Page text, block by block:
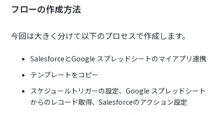
フローの作成方法
今回は大きく分けて以下のプロセスで作成します。
SalesforceとGoogle スプレッドシートのマイアプリ連携
テンプレートをコピー
スケジュールトリガーの設定、Google スプレッドシート
からのレコード取得、Salesforceのアクション設定